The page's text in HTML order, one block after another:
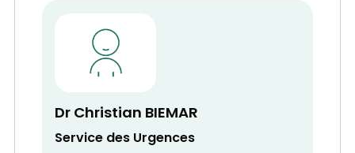
Dr Christian BIEMAR
Service des Urgences